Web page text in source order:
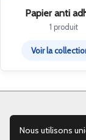
Papier anti
1 produit
Voir la
Nous utilisons